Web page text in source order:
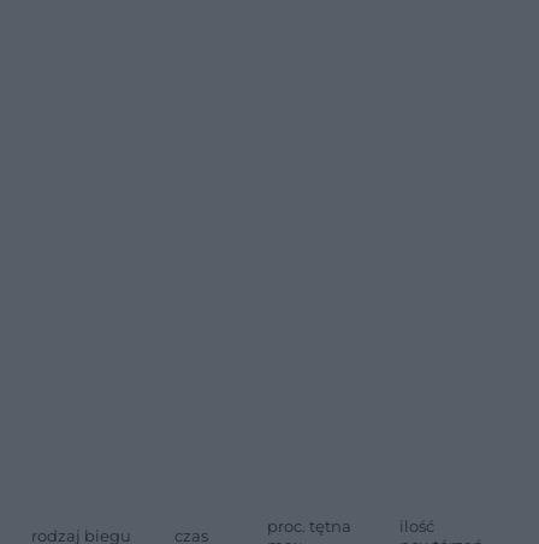
rodzaj biegu czas
proc. tętna
ilość